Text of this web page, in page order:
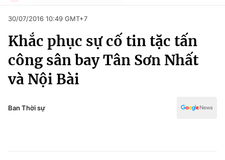
Chuyên mục
Chính trị
Xã hội
Pháp luật
Kinh tế
Thể thao
Truyền hình
Văn hóa - Giải trí
Đời sống
30/07/2016 10:49 GMT+7
Khắc phục sự cố tin tặc tấn
công sân bay Tân Sơn Nhất
và Nội Bài
Ban Thời sự